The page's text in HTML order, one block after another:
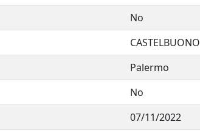
No
CASTELBUONO
Palermo
No
07/11/2022